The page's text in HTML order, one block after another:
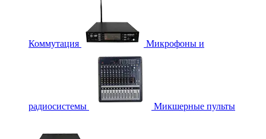
Коммутация Микрофоны и
радиосистемы Микшерные пульты